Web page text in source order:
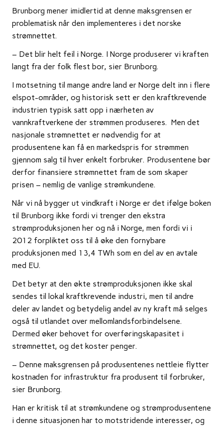
Brunborg mener imidlertid at denne maksgrensen er
problematisk når den implementeres i det norske
strømnettet.
– Det blir helt feil i Norge. I Norge produserer vi kraften
langt fra der folk flest bor, sier Brunborg.
I motsetning til mange andre land er Norge delt inn i flere
elspot-områder, og historisk sett er den kraftkrevende
industrien typisk satt opp i nærheten av
vannkraftverkene der strømmen produseres. Men det
nasjonale strømnettet er nødvendig for at
produsentene kan få en markedspris for strømmen
gjennom salg til hver enkelt forbruker. Produsentene bør
derfor finansiere strømnettet fram de som skaper
prisen – nemlig de vanlige strømkundene.
Når vi nå bygger ut vindkraft i Norge er det ifølge boken
til Brunborg ikke fordi vi trenger den ekstra
strømproduksjonen her og nå i Norge, men fordi vi i
2012 forpliktet oss til å øke den fornybare
produksjonen med 13,4 TWh som en del av en avtale
med EU.
Det betyr at den økte strømproduksjonen ikke skal
sendes til lokal kraftkrevende industri, men til andre
deler av landet og betydelig andel av ny kraft må selges
også til utlandet over mellomlandsforbindelsene.
Dermed øker behovet for overføringskapasitet i
strømnettet, og det koster penger.
– Denne maksgrensen på produsentenes nettleie flytter
kostnaden for infrastruktur fra produsent til forbruker,
sier Brunborg.
Han er kritisk til at strømkundene og strømprodusentene
i denne situasjonen har to motstridende interesser, og